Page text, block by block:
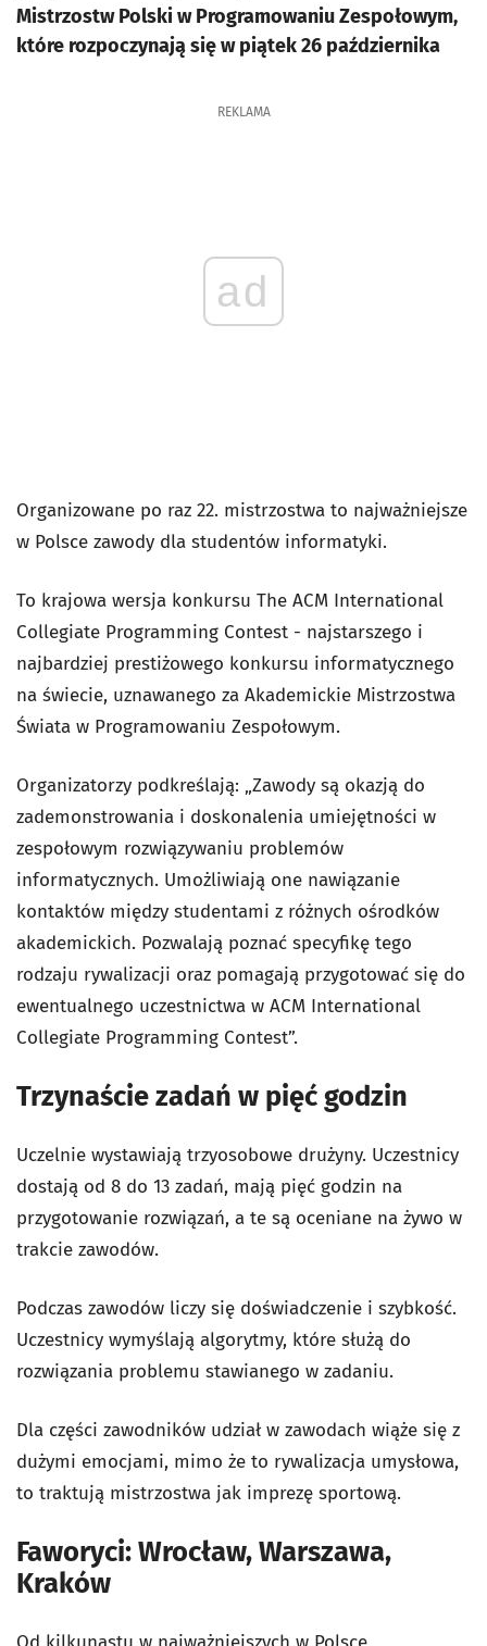
Mistrzostw Polski w Programowaniu Zespołowym,
które rozpoczynają się w piątek 26 października
REKLAMA
ad
Organizowane po raz 22. mistrzostwa to najważniejsze
w Polsce zawody dla studentów informatyki.
To krajowa wersja konkursu The ACM International
Collegiate Programming Contest - najstarszego i
najbardziej prestiżowego konkursu informatycznego
na świecie, uznawanego za Akademickie Mistrzostwa
Świata w Programowaniu Zespołowym.
Organizatorzy podkreślają: „Zawody są okazją do
zademonstrowania i doskonalenia umiejętności w
zespołowym rozwiązywaniu problemów
informatycznych. Umożliwiają one nawiązanie
kontaktów między studentami z różnych ośrodków
akademickich. Pozwalają poznać specyfikę tego
rodzaju rywalizacji oraz pomagają przygotować się do
ewentualnego uczestnictwa w ACM International
Collegiate Programming Contest”.
Trzynaście zadań w pięć godzin
Uczelnie wystawiają trzyosobowe drużyny. Uczestnicy
dostają od 8 do 13 zadań, mają pięć godzin na
przygotowanie rozwiązań, a te są oceniane na żywo w
trakcie zawodów.
Podczas zawodów liczy się doświadczenie i szybkość.
Uczestnicy wymyślają algorytmy, które służą do
rozwiązania problemu stawianego w zadaniu.
Dla części zawodników udział w zawodach wiąże się z
dużymi emocjami, mimo że to rywalizacja umysłowa,
to traktują mistrzostwa jak imprezę sportową.
Faworyci: Wrocław, Warszawa,
Kraków